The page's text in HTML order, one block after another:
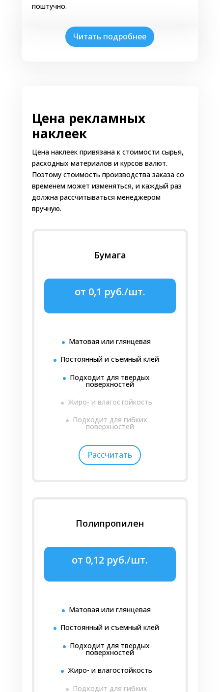
поштучно.
Читать подробнее
Цена рекламных
наклеек
Цена наклеек привязана к стоимости сырья,
расходных материалов и курсов валют.
Поэтому стоимость производства заказа со
временем может изменяться, и каждый раз
должна рассчитываться менеджером
вручную.
Бумага
от 0,1 руб./шт.
Матовая или глянцевая
Постоянный и съемный клей
Подходит для твердых
поверхностей
Жиро- и влагостойкость
Подходит для гибких
поверхностей
Рассчитать
Полипропилен
от 0,12 руб./шт.
Матовая или глянцевая
Постоянный и съемный клей
Подходит для твердых
поверхностей
Жиро- и влагостойкость
Подходит для гибких